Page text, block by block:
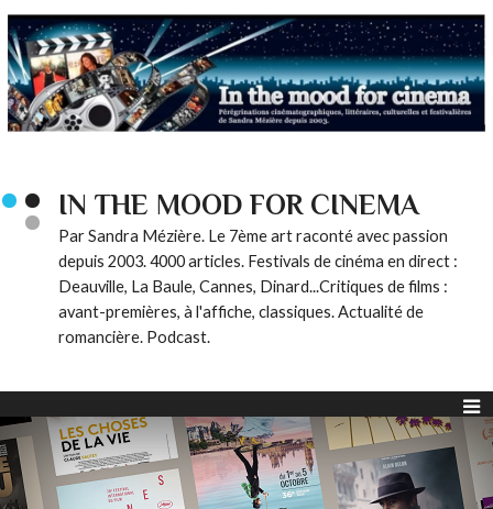
IN THE MOOD FOR CINEMA
Par Sandra Mézière. Le 7ème art raconté avec passion
depuis 2003. 4000 articles. Festivals de cinéma en direct :
Deauville, La Baule, Cannes, Dinard...Critiques de films :
avant-premières, à l'affiche, classiques. Actualité de
romancière. Podcast.